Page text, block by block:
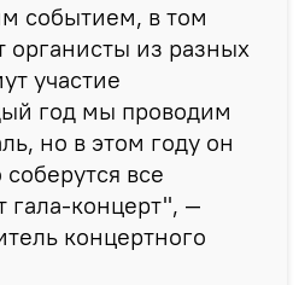
событием, в том
органисты из разных
участие
год мы проводим
но в этом году он
все
гала-концерт", —
концертного